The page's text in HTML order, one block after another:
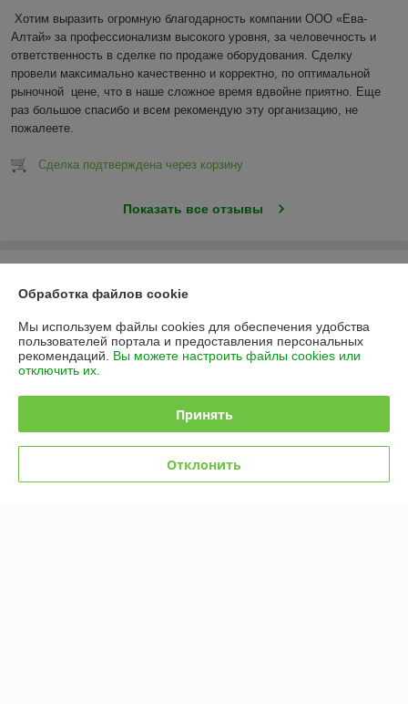
Хотим выразить огромную благодарность компании ООО «Ева-
Алтай» за профессионализм высокого уровня, за человечность и
ответственность в сделке по продаже оборудования. Сделку
провели максимально качественно и корректно, по оптимальной
рыночной  цене, что в наше сложное время вдвойне приятно. Еще
раз большое спасибо и всем рекомендую эту организацию, не
пожалеете.
Сделка подтверждена через корзину
Показать все отзывы
Доставка и оплата
График работы
Политика обработки cookies
Обработка файлов cookie
Мы используем файлы cookies для обеспечения удобства
пользователей портала и предоставления персональных
рекомендаций. Вы можете настроить файлы cookies или
отключить их.
Принять
Отклонить